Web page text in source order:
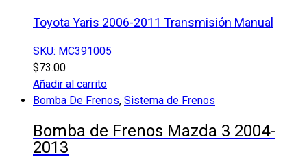
Toyota Yaris 2006-2011 Transmisión Manual
SKU: MC391005
$73.00
Añadir al carrito
Bomba De Frenos, Sistema de Frenos
Bomba de Frenos Mazda 3 2004-
2013